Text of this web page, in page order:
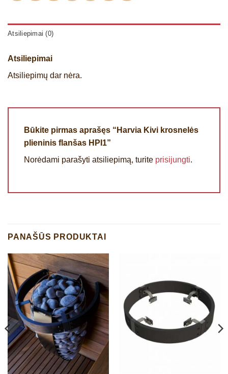
Atsiliepimai (0)
Atsiliepimai
Atsiliepimų dar nėra.
Būkite pirmas aprašęs “Harvia Kivi krosnelės
plieninis flanšas HPI1”
Norėdami parašyti atsiliepimą, turite prisijungti.
PANAŠŪS PRODUKTAI